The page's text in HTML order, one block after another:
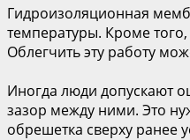
Гидроизоляционная
температуры. Кроме
Облегчить эту работу
Иногда люди допускают
зазор между ними. Это
обрешетка сверху ранее